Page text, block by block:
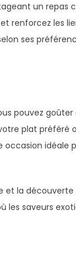
un repas
renforcez les
ses
pouvez goûter
plat préféré
occasion idéale
et la
les saveurs